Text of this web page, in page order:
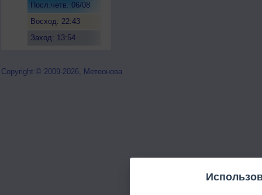
Посл.четв. 06/08
Восход: 22:43
Заход: 13:54
Copyright © 2009-2026, Метеонова